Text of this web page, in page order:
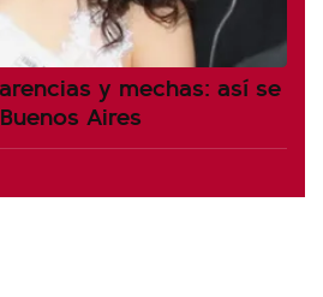
y mechas: así se
Aires